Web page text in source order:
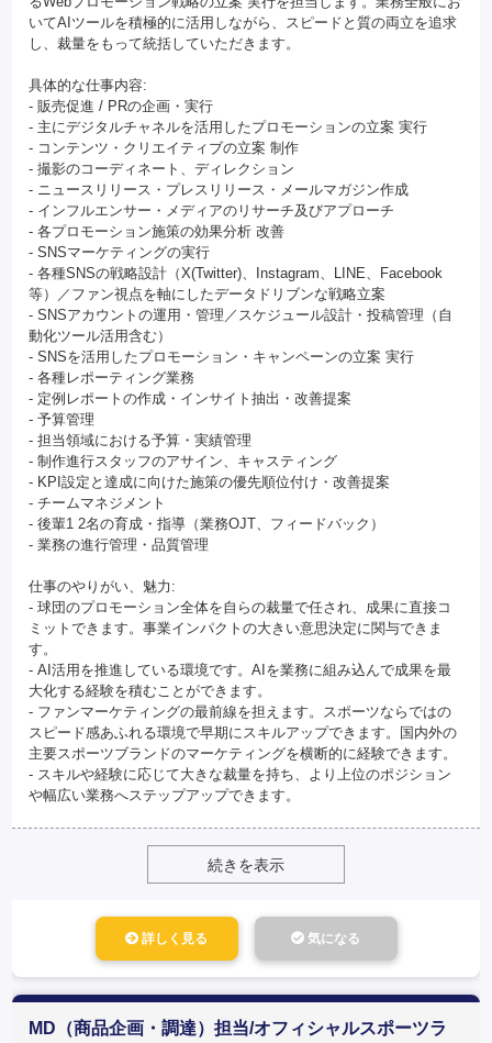
いてAIツールを積極的に活用しながら、スピードと質の両立を追求
し、裁量をもって統括していただきます。
具体的な仕事内容:
- 販売促進 / PRの企画・実行
- 主にデジタルチャネルを活用したプロモーションの立案 実行
- コンテンツ・クリエイティブの立案 制作
- 撮影のコーディネート、ディレクション
- ニュースリリース・プレスリリース・メールマガジン作成
- インフルエンサー・メディアのリサーチ及びアプローチ
- 各プロモーション施策の効果分析 改善
- SNSマーケティングの実行
- 各種SNSの戦略設計（X(Twitter)、Instagram、LINE、Facebook
等）／ファン視点を軸にしたデータドリブンな戦略立案
- SNSアカウントの運用・管理／スケジュール設計・投稿管理（自
動化ツール活用含む）
- SNSを活用したプロモーション・キャンペーンの立案 実行
- 各種レポーティング業務
- 定例レポートの作成・インサイト抽出・改善提案
- 予算管理
- 担当領域における予算・実績管理
- 制作進行スタッフのアサイン、キャスティング
- KPI設定と達成に向けた施策の優先順位付け・改善提案
- チームマネジメント
- 後輩1 2名の育成・指導（業務OJT、フィードバック）
- 業務の進行管理・品質管理
仕事のやりがい、魅力:
- 球団のプロモーション全体を自らの裁量で任され、成果に直接コ
ミットできます。事業インパクトの大きい意思決定に関与できま
す。
- AI活用を推進している環境です。AIを業務に組み込んで成果を最
大化する経験を積むことができます。
- ファンマーケティングの最前線を担えます。スポーツならではの
スピード感あふれる環境で早期にスキルアップできます。国内外の
主要スポーツブランドのマーケティングを横断的に経験できます。
- スキルや経験に応じて大きな裁量を持ち、より上位のポジション
や幅広い業務へステップアップできます。
続きを表示
詳しく見る 気になる
MD（商品企画・調達）担当/オフィシャルスポーツラ